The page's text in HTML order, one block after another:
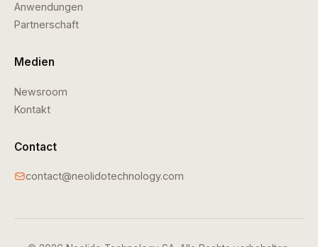
Anwendungen
Partnerschaft
Medien
Newsroom
Kontakt
Contact
contact@neolidotechnology.com